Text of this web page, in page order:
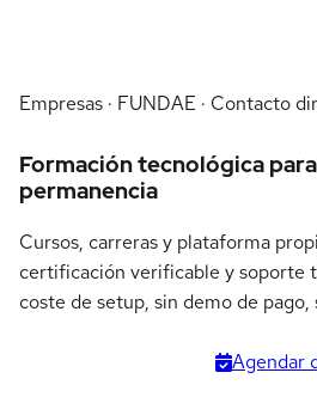
Empresas · FUNDAE · Contacto
Formación tecnológica
permanencia
Cursos, carreras y plataforma
certificación verificable y soporte
coste de setup, sin demo de
Agendar